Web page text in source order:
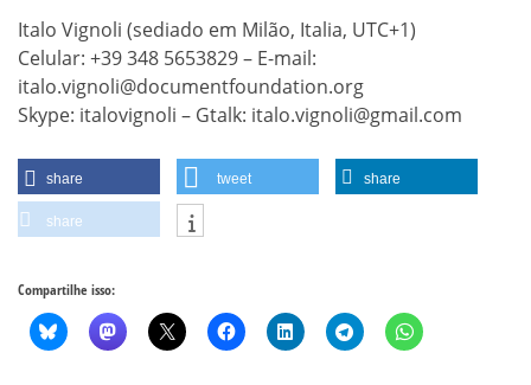
Italo Vignoli (sediado em Milão, Italia, UTC+1)
Celular: +39 348 5653829 – E-mail:
italo.vignoli@documentfoundation.org
Skype: italovignoli – Gtalk: italo.vignoli@gmail.com
share tweet share
share
Compartilhe isso: